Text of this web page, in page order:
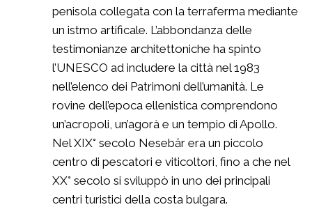
penisola collegata con la terraferma mediante
un istmo artificale. L’abbondanza delle
testimonianze architettoniche ha spinto
l’UNESCO ad includere la città nel 1983
nell’elenco dei Patrimoni dell’umanità. Le
rovine dell’epoca ellenistica comprendono
un’acropoli, un’agorà e un tempio di Apollo.
Nel XIX° secolo Nesebăr era un piccolo
centro di pescatori e viticoltori, fino a che nel
XX° secolo si sviluppò in uno dei principali
centri turistici della costa bulgara.